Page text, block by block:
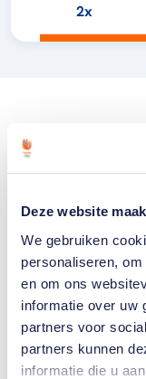
Deze website
We gebruiken
personaliseren,
en om ons
informatie over uw
partners voor
partners kunnen
informatie die u
2x
Welke
ooit